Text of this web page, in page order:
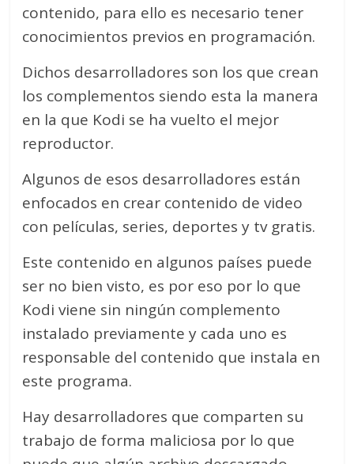
contenido, para ello es necesario tener
conocimientos previos en programación.
Dichos desarrolladores son los que crean
los complementos siendo esta la manera
en la que Kodi se ha vuelto el mejor
reproductor.
Algunos de esos desarrolladores están
enfocados en crear contenido de video
con películas, series, deportes y tv gratis.
Este contenido en algunos países puede
ser no bien visto, es por eso por lo que
Kodi viene sin ningún complemento
instalado previamente y cada uno es
responsable del contenido que instala en
este programa.
Hay desarrolladores que comparten su
trabajo de forma maliciosa por lo que